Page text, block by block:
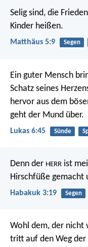
Selig sind, die
Kinder heißen.
Matthäus 5:9 Segen
Ein guter Mensch
Schatz seines
hervor aus dem
geht der Mund über.
Lukas 6:45 Sünde
Denn der HERR ist
Hirschfüße gemacht
Habakuk 3:19 Segen
Wohl dem, der nicht
tritt auf den Weg der